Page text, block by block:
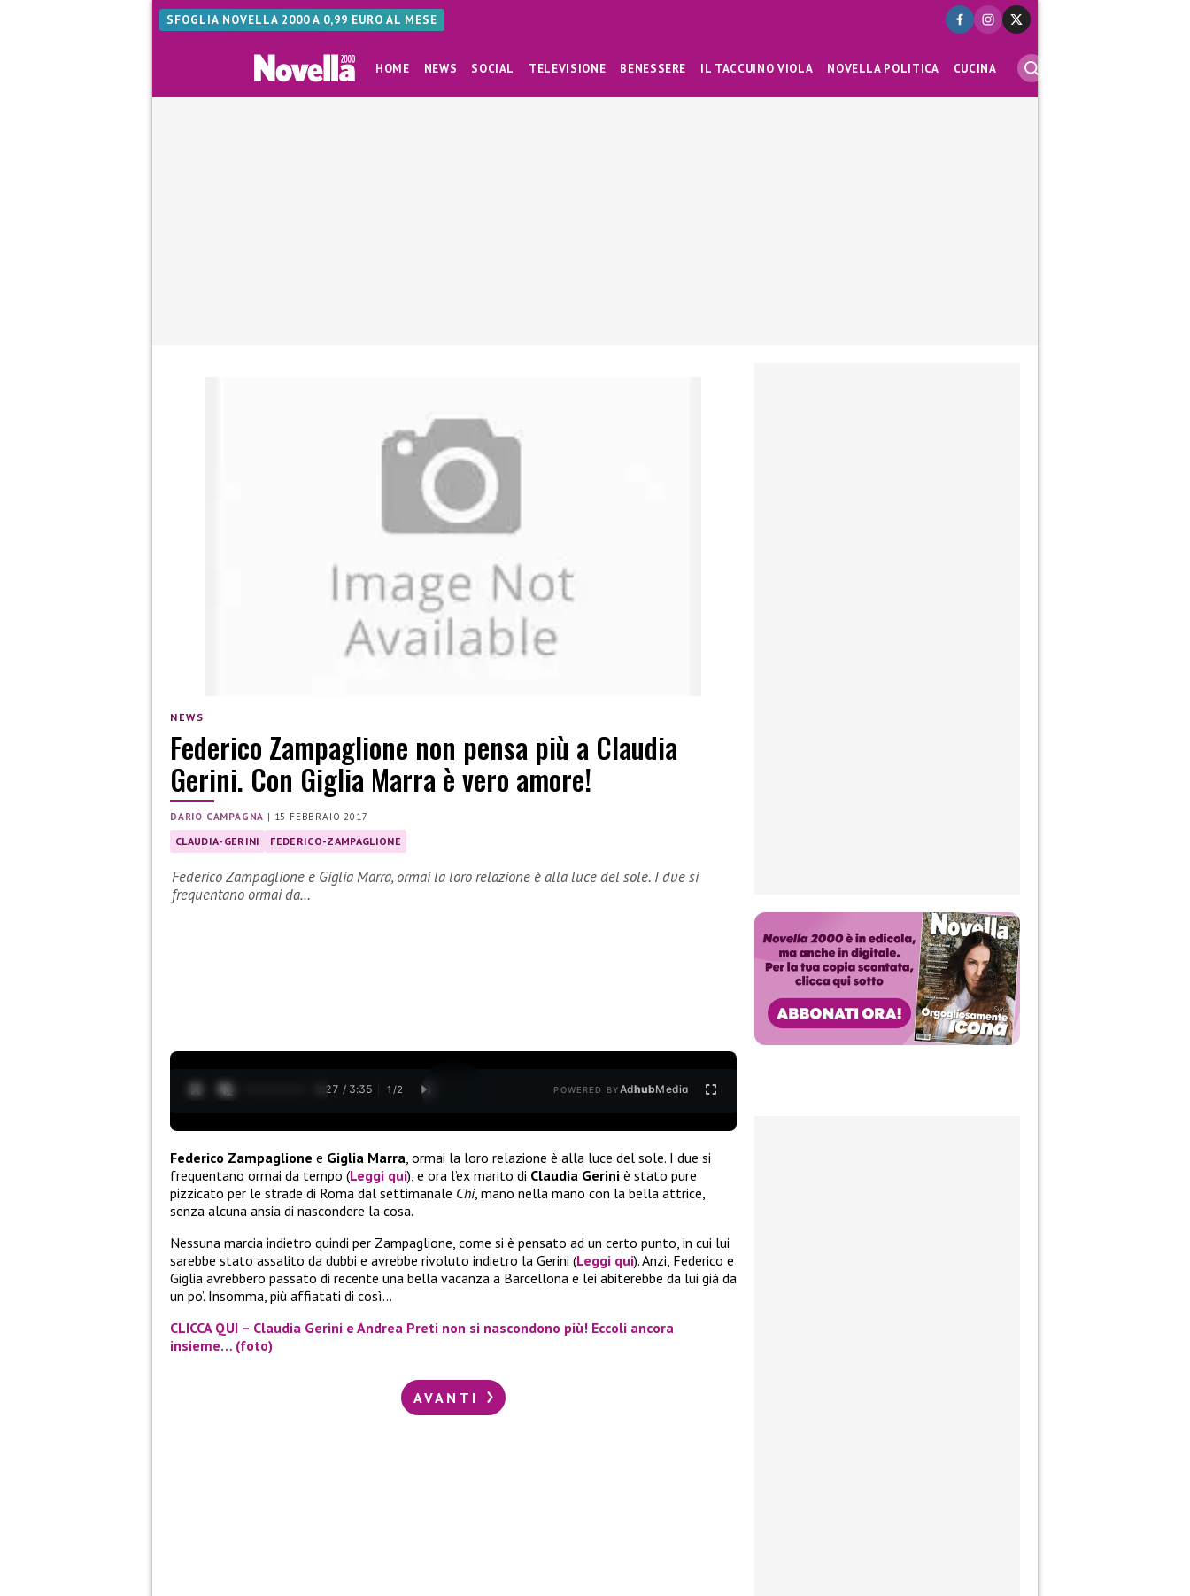
SFOGLIA NOVELLA 2000 A 0,99 EURO AL MESE
HOME NEWS SOCIAL TELEVISIONE BENESSERE IL TACCUINO VIOLA NOVELLA POLITICA CUCINA
NEWS
Federico Zampaglione non pensa più a Claudia
Gerini. Con Giglia Marra è vero amore!
DARIO CAMPAGNA | 15 FEBBRAIO 2017
CLAUDIA-GERINI FEDERICO-ZAMPAGLIONE
Federico Zampaglione e Giglia Marra, ormai la loro relazione è alla luce del sole. I due si
frequentano ormai da…
0:28 / 3:35 1 /2 POWERED BYAdhubMedia
Federico Zampaglione e Giglia Marra , ormai la loro relazione è alla luce del sole. I due si
frequentano ormai da tempo (Leggi qui), e ora l’ex marito di Claudia Gerini è stato pure
pizzicato per le strade di Roma dal settimanale Chi, mano nella mano con la bella attrice,
senza alcuna ansia di nascondere la cosa.
Nessuna marcia indietro quindi per Zampaglione, come si è pensato ad un certo punto, in cui lui
sarebbe stato assalito da dubbi e avrebbe rivoluto indietro la Gerini (Leggi qui). Anzi, Federico e
Giglia avrebbero passato di recente una bella vacanza a Barcellona e lei abiterebbe da lui già da
un po’. Insomma, più affiatati di così…
CLICCA QUI – Claudia Gerini e Andrea Preti non si nascondono più! Eccoli ancora
insieme… (foto)
AVANTI